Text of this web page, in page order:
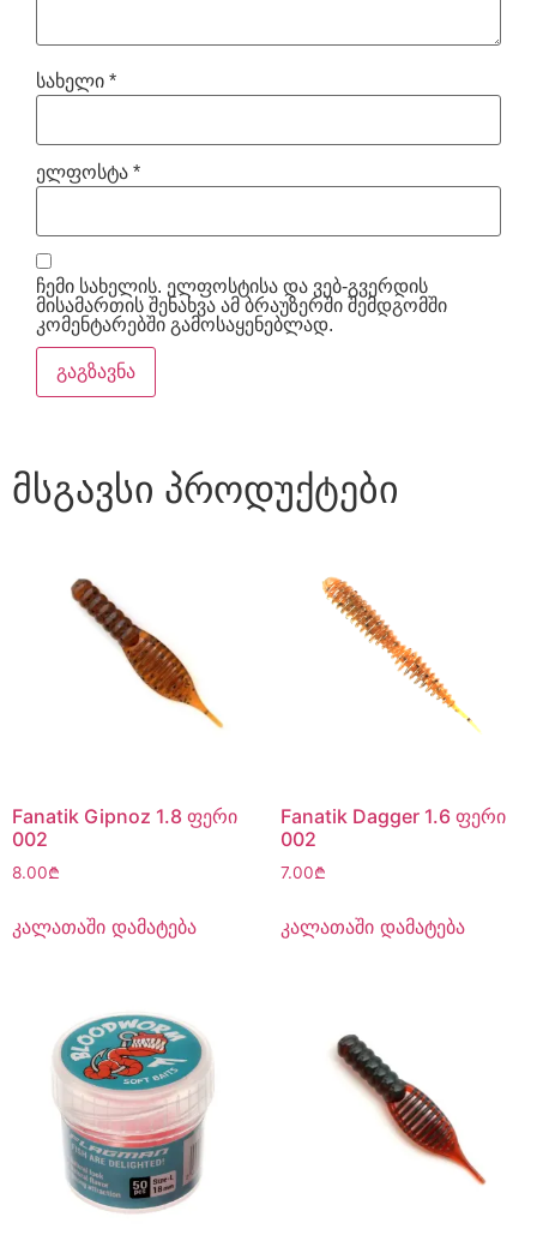
სახელი *
ელფოსტა *
ჩემი სახელის. ელფოსტისა და ვებ-გვერდის
მისამართის შენახვა ამ ბრაუზერში შემდგომში
კომენტარებში გამოსაყენებლად.
მსგავსი პროდუქტები
Fanatik Gipnoz 1.8 ფერი
002
8.00₾
კალათაში დამატება
Fanatik Dagger 1.6 ფერი
002
7.00₾
კალათაში დამატება